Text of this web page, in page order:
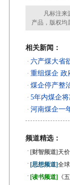
凡标注来源
产品，版权均
相关新闻：
· 六产煤大省
· 重组煤企 政
· 煤企停产整
· 5年内煤企
· 河南煤企一
频道精选：
· [财智频道] 天
· [思想频道]全
· [读书频道] 《